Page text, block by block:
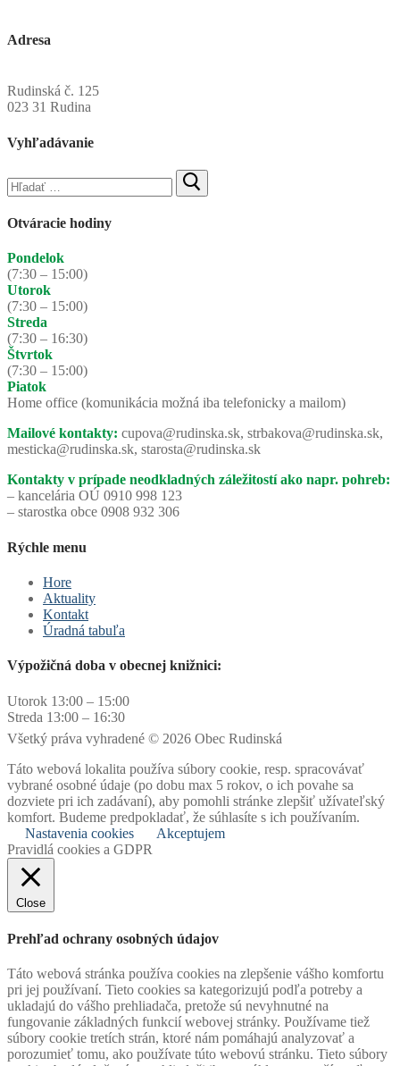
Adresa
Rudinská č. 125
023 31 Rudina
Vyhľadávanie
Hľadať:
Otváracie hodiny
Pondelok
(7:30 – 15:00)
Utorok
(7:30 – 15:00)
Streda
(7:30 – 16:30)
Štvrtok
(7:30 – 15:00)
Piatok
Home office (komunikácia možná iba telefonicky a mailom)
Mailové kontakty: cupova@rudinska.sk, strbakova@rudinska.sk,
mesticka@rudinska.sk, starosta@rudinska.sk
Kontakty v prípade neodkladných záležitostí ako napr. pohreb:
– kancelária OÚ 0910 998 123
– starostka obce 0908 932 306
Rýchle menu
Hore
Aktuality
Kontakt
Úradná tabuľa
Výpožičná doba v obecnej knižnici:
Utorok 13:00 – 15:00
Streda 13:00 – 16:30
Všetký práva vyhradené © 2026 Obec Rudinská
Táto webová lokalita používa súbory cookie, resp. spracovávať
vybrané osobné údaje (po dobu max 5 rokov, o ich povahe sa
dozviete pri ich zadávaní), aby pomohli stránke zlepšiť užívateľský
komfort. Budeme predpokladať, že súhlasíte s ich používaním.
Nastavenia cookies
Akceptujem
Pravidlá cookies a GDPR
Close
Prehľad ochrany osobných údajov
Táto webová stránka používa cookies na zlepšenie vášho komfortu
pri jej používaní. Tieto cookies sa kategorizujú podľa potreby a
ukladajú do vášho prehliadača, pretože sú nevyhnutné na
fungovanie základných funkcií webovej stránky. Používame tiež
súbory cookie tretích strán, ktoré nám pomáhajú analyzovať a
porozumieť tomu, ako používate túto webovú stránku. Tieto súbory